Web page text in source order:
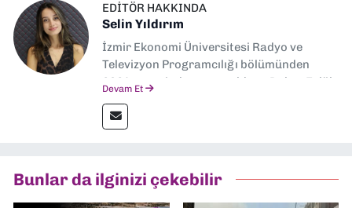
EDITÖR HAKKINDA
Selin Yıldırım
İzmir Ekonomi Üniversitesi Radyo ve
Televizyon Programcılığı bölümünden
2024 senesinde mezun oldum. Dokuz Eylül
editörlük görevini de üstleniyorum.
Devam Et
Bunlar da ilginizi çekebilir